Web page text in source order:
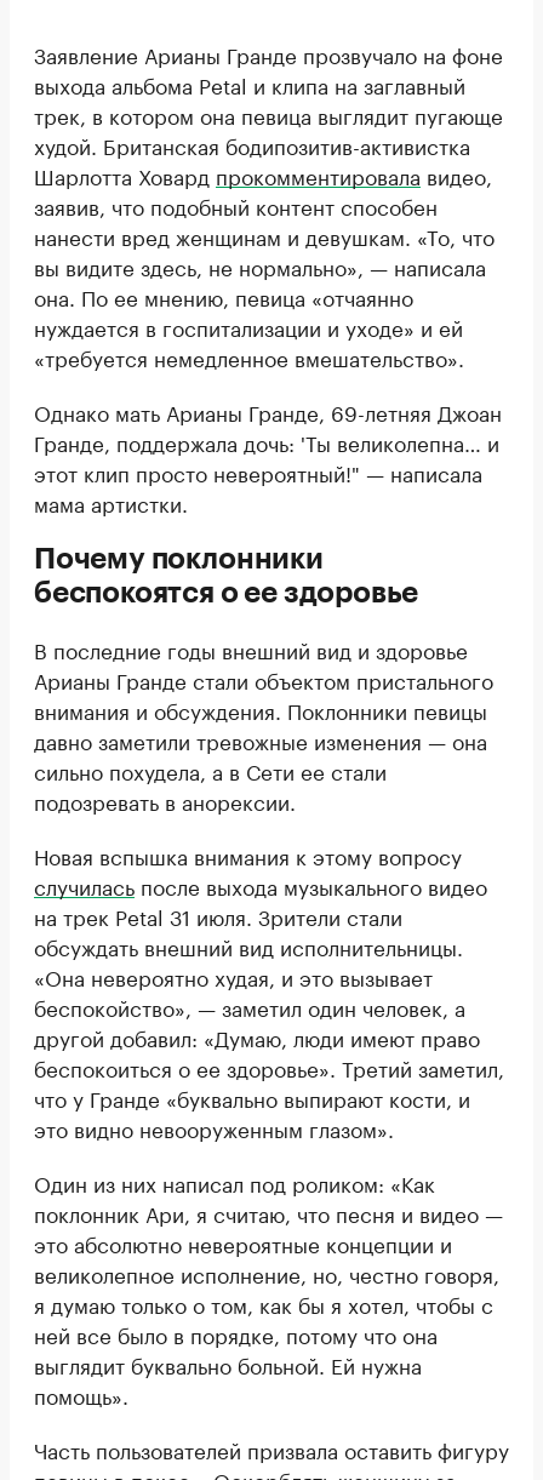
Заявление Арианы Гранде прозвучало на фоне
выхода альбома Petal и клипа на заглавный
трек, в котором она певица выглядит пугающе
худой. Британская бодипозитив-активистка
Шарлотта Ховард прокомментировала видео,
заявив, что подобный контент способен
нанести вред женщинам и девушкам. «То, что
вы видите здесь, не нормально», — написала
она. По ее мнению, певица «отчаянно
нуждается в госпитализации и уходе» и ей
«требуется немедленное вмешательство».
Однако мать Арианы Гранде, 69-летняя Джоан
Гранде, поддержала дочь: 'Ты великолепна… и
этот клип просто невероятный!" — написала
мама артистки.
Почему поклонники
беспокоятся о ее здоровье
В последние годы внешний вид и здоровье
Арианы Гранде стали объектом пристального
внимания и обсуждения. Поклонники певицы
давно заметили тревожные изменения — она
сильно похудела, а в Сети ее стали
подозревать в анорексии.
Новая вспышка внимания к этому вопросу
случилась после выхода музыкального видео
на трек Petal 31 июля. Зрители стали
обсуждать внешний вид исполнительницы.
«Она невероятно худая, и это вызывает
беспокойство», — заметил один человек, а
другой добавил: «Думаю, люди имеют право
беспокоиться о ее здоровье». Третий заметил,
что у Гранде «буквально выпирают кости, и
это видно невооруженным глазом».
Один из них написал под роликом: «Как
поклонник Ари, я считаю, что песня и видео —
это абсолютно невероятные концепции и
великолепное исполнение, но, честно говоря,
я думаю только о том, как бы я хотел, чтобы с
ней все было в порядке, потому что она
выглядит буквально больной. Ей нужна
помощь».
Часть пользователей призвала оставить фигуру